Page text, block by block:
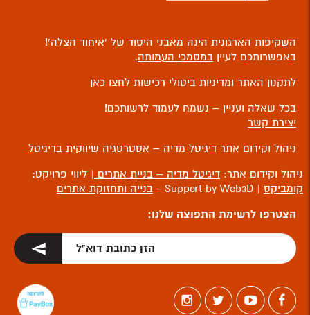
השקיפות הארגונית הינה מאבני היסוד של ‘איחוד הצלה’!
באפשרותכם לעיין במסמכי העמותה.
לתקנון האתר ומדיניות ביטולי רכישות לחצו כאן
בכל שאלה ועניין – נשמח לעמוד לרשותכם!
יצירת קשר
ניהול וקידום אתר דיגיטל מדיה – אסטרטגיה שיווקית בדיגיטל
ניהול וקידום אתר: דיגיטל מדיה – בניית אתרים | ליווי פרויקט:
קומביקס | Support by Web3D -
בנייה ותחזוקת אתרים
הצטרפו לרשימת התפוצה שלנו: